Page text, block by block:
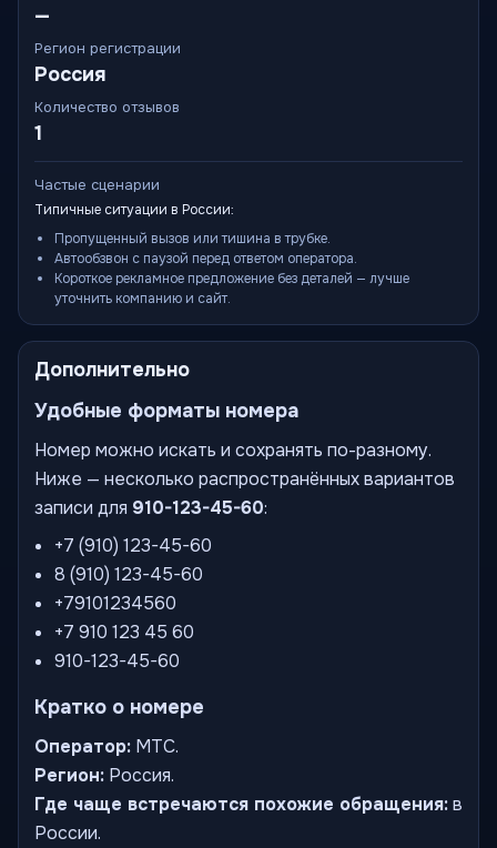
—
Регион регистрации
Россия
Количество отзывов
1
Частые сценарии
Типичные ситуации в России:
Пропущенный вызов или тишина в трубке.
Автообзвон с паузой перед ответом оператора.
Короткое рекламное предложение без деталей — лучше
уточнить компанию и сайт.
Дополнительно
Удобные форматы номера
Номер можно искать и сохранять по-разному.
Ниже — несколько распространённых вариантов
записи для 910-123-45-60:
+7 (910) 123-45-60
8 (910) 123-45-60
+79101234560
+7 910 123 45 60
910-123-45-60
Кратко о номере
Оператор: МТС.
Регион: Россия.
Где чаще встречаются похожие обращения:в
России.